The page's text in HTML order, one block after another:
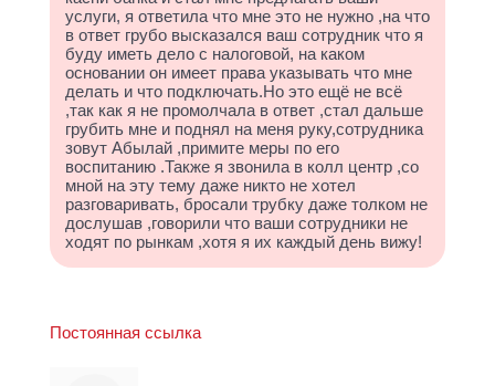
услуги, я ответила что мне это не нужно ,на что
в ответ грубо высказался ваш сотрудник что я
буду иметь дело с налоговой, на каком
основании он имеет права указывать что мне
делать и что подключать.Но это ещё не всё
,так как я не промолчала в ответ ,стал дальше
грубить мне и поднял на меня руку,сотрудника
зовут Абылай ,примите меры по его
воспитанию .Также я звонила в колл центр ,со
мной на эту тему даже никто не хотел
разговаривать, бросали трубку даже толком не
дослушав ,говорили что ваши сотрудники не
ходят по рынкам ,хотя я их каждый день вижу!
Постоянная ссылка